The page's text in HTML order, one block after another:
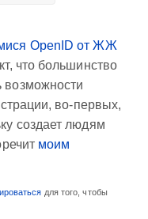
OpenID от ЖЖ
что большинство
возможности
во-первых,
создает людям
моим
для того, чтобы